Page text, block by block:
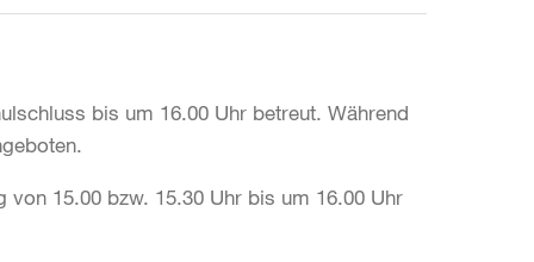
bis um 16.00 Uhr betreut. Während
15.00 bzw. 15.30 Uhr bis um 16.00 Uhr